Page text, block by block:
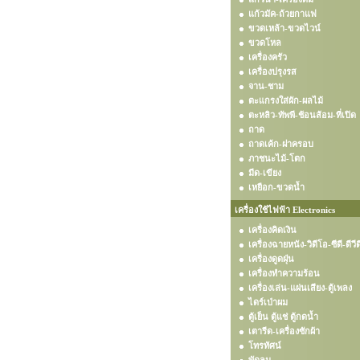
แก้วมัค-ถ้วยกาแฟ
ขวดเหล้า-ขวดไวน์
ขวดโหล
เครื่องครัว
เครื่องปรุงรส
จาน-ชาม
ตะแกรงใส่ผัก-ผลไม้
ตะหลิว-ทัพพี-ช้อนส้อม-ที่เปิด
ถาด
ถาดเค้ก-ฝาครอบ
ภาชนะไม้-โตก
มีด-เขียง
เหยือก-ขวดน้ำ
เครื่องใช้ไฟฟ้า Electronics
เครื่องคิดเงิน
เครื่องฉายหนัง-วิดีโอ-ซีดี-ดีวี
เครื่องดูดฝุ่น
เครื่องทำความร้อน
เครื่องเล่น-แผ่นเสียง-ตู้เพลง
ไดร์เป่าผม
ตู้เย็น ตู้แช่ ตู้กดน้ำ
เตารีด-เครื่องซักผ้า
โทรทัศน์